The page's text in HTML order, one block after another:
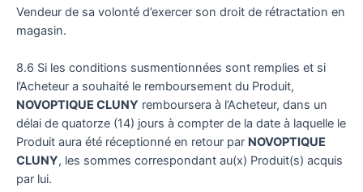
Vendeur de sa volonté d’exercer son droit de rétractation en
magasin.
8.6 Si les conditions susmentionnées sont remplies et si
l’Acheteur a souhaité le remboursement du Produit,
NOVOPTIQUE CLUNY remboursera à l’Acheteur, dans un
délai de quatorze (14) jours à compter de la date à laquelle le
Produit aura été réceptionné en retour par NOVOPTIQUE
CLUNY, les sommes correspondant au(x) Produit(s) acquis
par lui.